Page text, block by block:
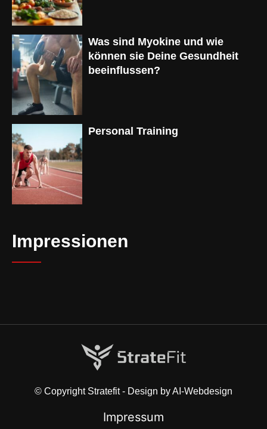
Was sind Myokine und wie
können sie Deine Gesundheit
beeinflussen?
Personal Training
Impressionen
© Copyright Stratefit - Design by AI-Webdesign
Impressum